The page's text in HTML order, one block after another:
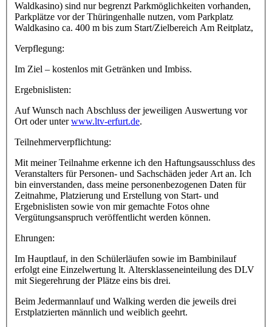
Waldkasino) sind nur begrenzt Parkmöglichkeiten vorhanden,
Parkplätze vor der Thüringenhalle nutzen, vom Parkplatz
Waldkasino ca. 400 m bis zum Start/Zielbereich Am Reitplatz,
Verpflegung:
Im Ziel – kostenlos mit Getränken und Imbiss.
Ergebnislisten:
Auf Wunsch nach Abschluss der jeweiligen Auswertung vor
Ort oder unterwww.ltv-erfurt.de.
Teilnehmerverpflichtung:
Mit meiner Teilnahme erkenne ich den Haftungsausschluss des
Veranstalters für Personen- und Sachschäden jeder Art an. Ich
bin einverstanden, dass meine personenbezogenen Daten für
Zeitnahme, Platzierung und Erstellung von Start- und
Ergebnislisten sowie von mir gemachte Fotos ohne
Vergütungsanspruch veröffentlicht werden können.
Ehrungen:
Im Hauptlauf, in den Schülerläufen sowie im Bambinilauf
erfolgt eine Einzelwertung lt. Altersklasseneinteilung des DLV
mit Siegerehrung der Plätze eins bis drei.
Beim Jedermannlauf und Walking werden die jeweils drei
Erstplatzierten männlich und weiblich geehrt.